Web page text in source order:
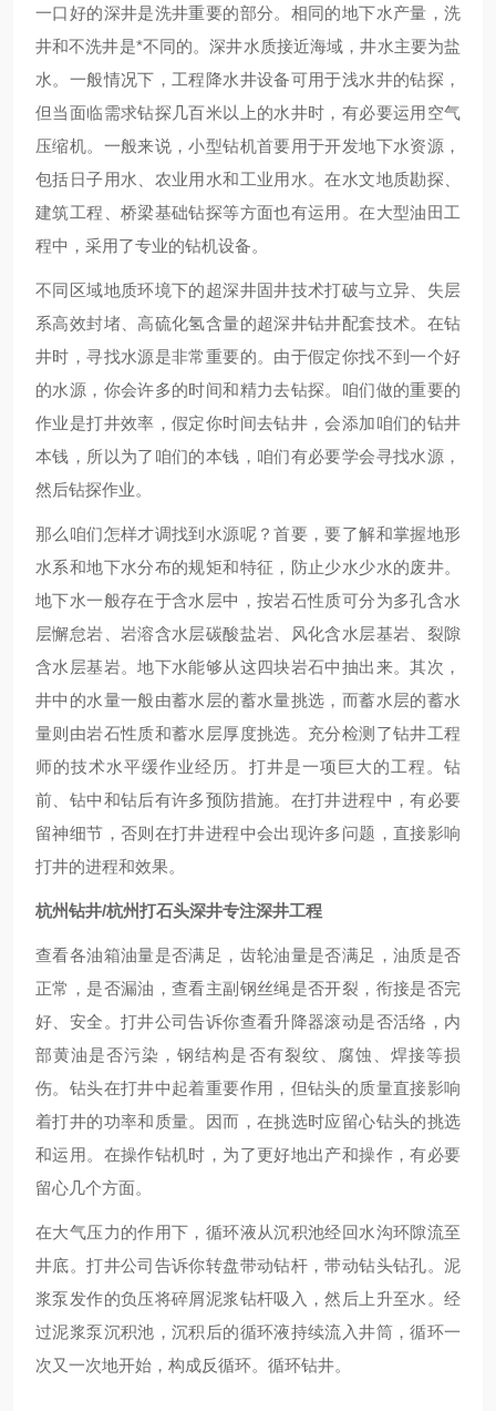
一口好的深井是洗井重要的部分。相同的地下水产量，洗
井和不洗井是*不同的。深井水质接近海域，井水主要为盐
水。一般情况下，工程降水井设备可用于浅水井的钻探，
但当面临需求钻探几百米以上的水井时，有必要运用空气
压缩机。一般来说，小型钻机首要用于开发地下水资源，
包括日子用水、农业用水和工业用水。在水文地质勘探、
建筑工程、桥梁基础钻探等方面也有运用。在大型油田工
程中，采用了专业的钻机设备。
不同区域地质环境下的超深井固井技术打破与立异、失层
系高效封堵、高硫化氢含量的超深井钻井配套技术。在钻
井时，寻找水源是非常重要的。由于假定你找不到一个好
的水源，你会许多的时间和精力去钻探。咱们做的重要的
作业是打井效率，假定你时间去钻井，会添加咱们的钻井
本钱，所以为了咱们的本钱，咱们有必要学会寻找水源，
然后钻探作业。
那么咱们怎样才调找到水源呢？首要，要了解和掌握地形
水系和地下水分布的规矩和特征，防止少水少水的废井。
地下水一般存在于含水层中，按岩石性质可分为多孔含水
层懈怠岩、岩溶含水层碳酸盐岩、风化含水层基岩、裂隙
含水层基岩。地下水能够从这四块岩石中抽出来。其次，
井中的水量一般由蓄水层的蓄水量挑选，而蓄水层的蓄水
量则由岩石性质和蓄水层厚度挑选。充分检测了钻井工程
师的技术水平缓作业经历。打井是一项巨大的工程。钻
前、钻中和钻后有许多预防措施。在打井进程中，有必要
留神细节，否则在打井进程中会出现许多问题，直接影响
打井的进程和效果。
杭州钻井/杭州打石头深井专注深井工程
查看各油箱油量是否满足，齿轮油量是否满足，油质是否
正常，是否漏油，查看主副钢丝绳是否开裂，衔接是否完
好、安全。打井公司告诉你查看升降器滚动是否活络，内
部黄油是否污染，钢结构是否有裂纹、腐蚀、焊接等损
伤。钻头在打井中起着重要作用，但钻头的质量直接影响
着打井的功率和质量。因而，在挑选时应留心钻头的挑选
和运用。在操作钻机时，为了更好地出产和操作，有必要
留心几个方面。
在大气压力的作用下，循环液从沉积池经回水沟环隙流至
井底。打井公司告诉你转盘带动钻杆，带动钻头钻孔。泥
浆泵发作的负压将碎屑泥浆钻杆吸入，然后上升至水。经
过泥浆泵沉积池，沉积后的循环液持续流入井筒，循环一
次又一次地开始，构成反循环。循环钻井。